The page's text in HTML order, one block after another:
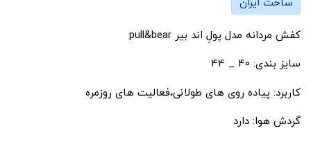
ساخت ایران
کفش مردانه مدل پولِ اند بیر pull&bear
سایز بندی: 40 _ 44
کاربرد: پیاده روی های طولانی،فعالیت های روزمره
گردش هوا: دارد